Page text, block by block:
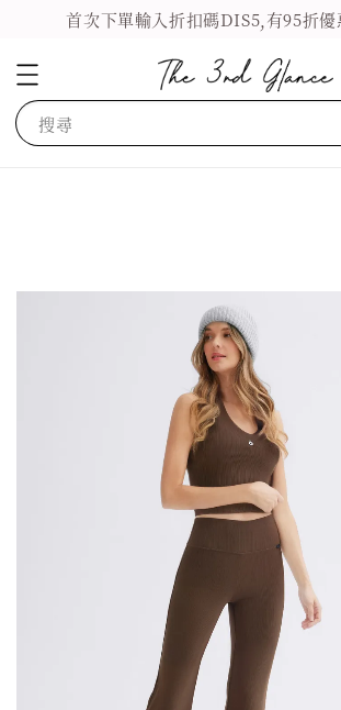
首次下單輸入折扣碼DIS5,有95折優
搜尋